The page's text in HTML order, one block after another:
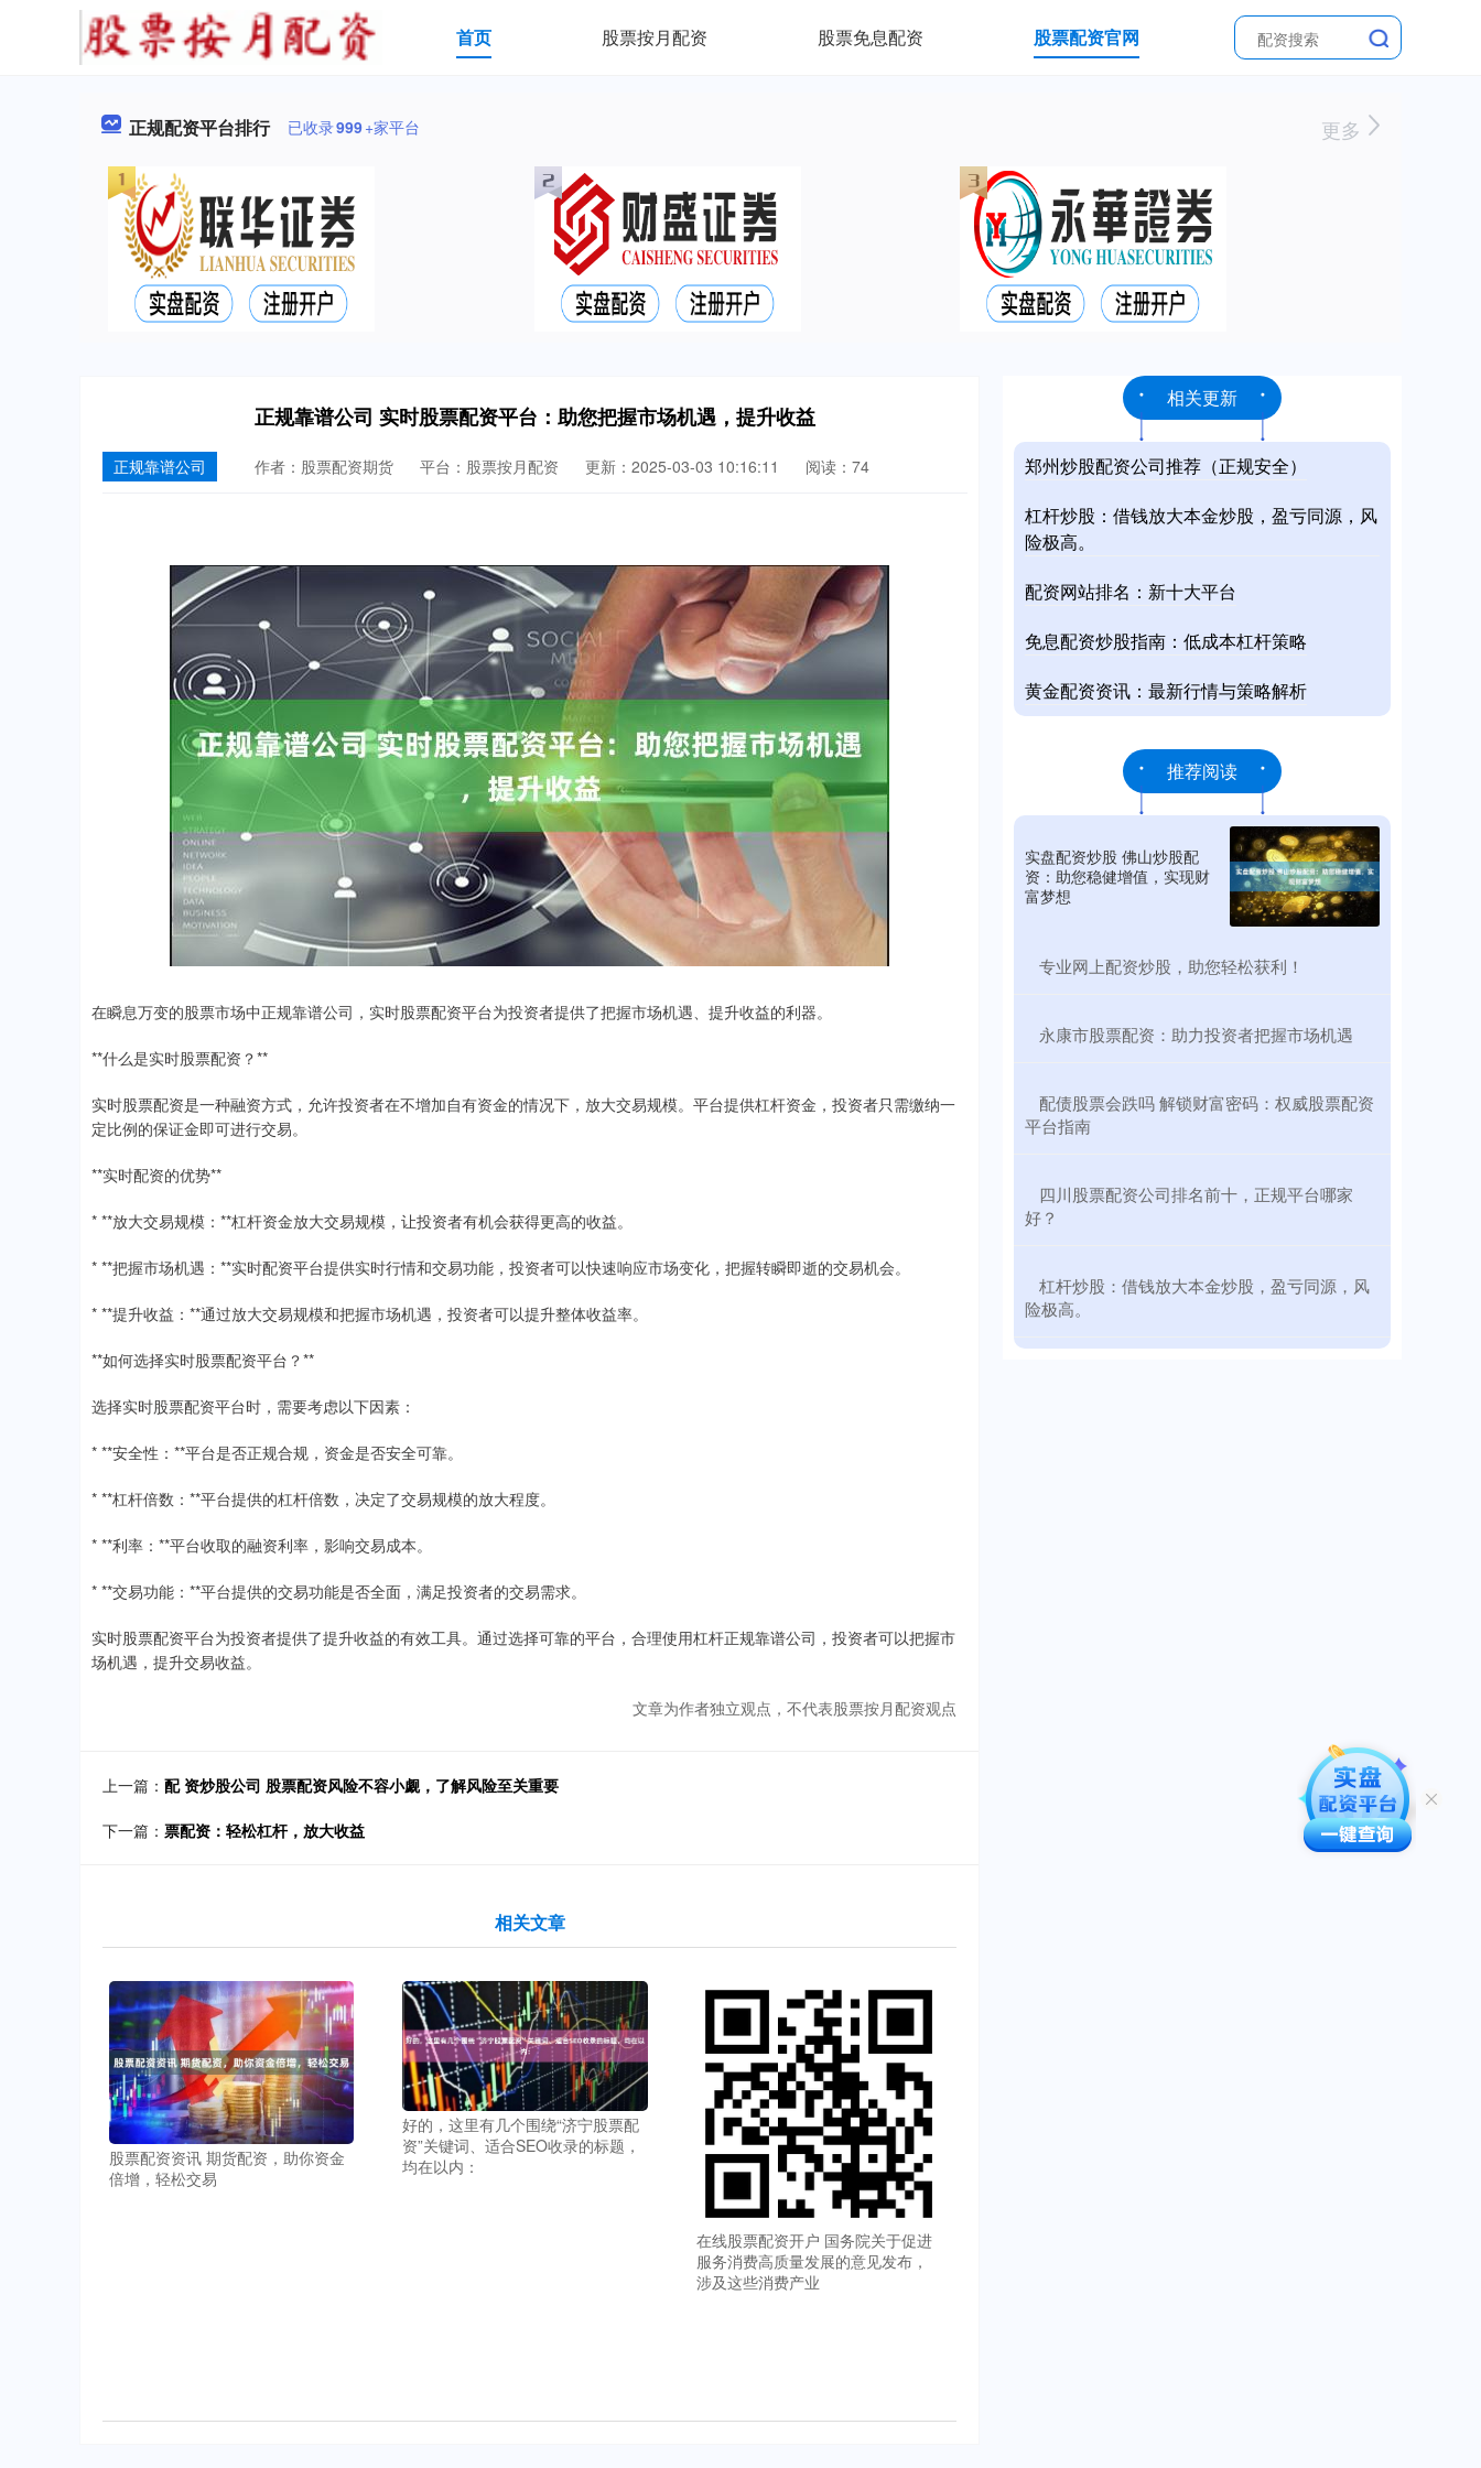
首页 股票按月配资 股票免息配资 股票配资官网
正规配资平台排行 已收录999+家平台 更多
正规靠谱公司 实时股票配资平台：助您把握市场机遇，提升收益
正规靠谱公司 作者：股票配资期货 平台：股票按月配资 更新：2025-03-03 10:16:11 阅读：74
在瞬息万变的股票市场中正规靠谱公司，实时股票配资平台为投资者提供了把握市场机遇、提升收益的利器。
**什么是实时股票配资？**
实时股票配资是一种融资方式，允许投资者在不增加自有资金的情况下，放大交易规模。平台提供杠杆资金，投资者只需缴纳一
定比例的保证金即可进行交易。
**实时配资的优势**
* **放大交易规模：**杠杆资金放大交易规模，让投资者有机会获得更高的收益。
* **把握市场机遇：**实时配资平台提供实时行情和交易功能，投资者可以快速响应市场变化，把握转瞬即逝的交易机会。
* **提升收益：**通过放大交易规模和把握市场机遇，投资者可以提升整体收益率。
**如何选择实时股票配资平台？**
选择实时股票配资平台时，需要考虑以下因素：
* **安全性：**平台是否正规合规，资金是否安全可靠。
* **杠杆倍数：**平台提供的杠杆倍数，决定了交易规模的放大程度。
* **利率：**平台收取的融资利率，影响交易成本。
* **交易功能：**平台提供的交易功能是否全面，满足投资者的交易需求。
实时股票配资平台为投资者提供了提升收益的有效工具。通过选择可靠的平台，合理使用杠杆正规靠谱公司，投资者可以把握市
场机遇，提升交易收益。
文章为作者独立观点，不代表股票按月配资观点
上一篇： 配 资炒股公司 股票配资风险不容小觑，了解风险至关重要
下一篇： 票配资：轻松杠杆，放大收益
相关文章
股票配资资讯 期货配资，助你资金
倍增，轻松交易
好的，这里有几个围绕“济宁股票配
资”关键词、适合SEO收录的标题，
均在以内：
在线股票配资开户 国务院关于促进
服务消费高质量发展的意见发布，
涉及这些消费产业
相关更新
郑州炒股配资公司推荐（正规安全）
杠杆炒股：借钱放大本金炒股，盈亏同源，风
险极高。
配资网站排名：新十大平台
免息配资炒股指南：低成本杠杆策略
黄金配资资讯：最新行情与策略解析
推荐阅读
实盘配资炒股 佛山炒股配
资：助您稳健增值，实现财
富梦想
​专业网上配资炒股，助您轻松获利！
​永康市股票配资：助力投资者把握市场机遇
​配债股票会跌吗 解锁财富密码：权威股票配资
平台指南
​四川股票配资公司排名前十，正规平台哪家
好？
​杠杆炒股：借钱放大本金炒股，盈亏同源，风
险极高。